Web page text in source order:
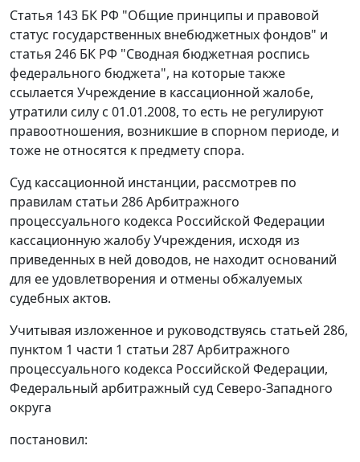
Статья 143 БК РФ "Общие принципы и правовой
статус государственных внебюджетных фондов" и
статья 246 БК РФ "Сводная бюджетная роспись
федерального бюджета", на которые также
ссылается Учреждение в кассационной жалобе,
утратили силу с 01.01.2008, то есть не регулируют
правоотношения, возникшие в спорном периоде, и
тоже не относятся к предмету спора.
Суд кассационной инстанции, рассмотрев по
правилам статьи 286Арбитражного
процессуального кодекса Российской Федерации
кассационную жалобу Учреждения, исходя из
приведенных в ней доводов, не находит оснований
для ее удовлетворения и отмены обжалуемых
судебных актов.
Учитывая изложенное и руководствуясь статьей 286,
пунктом 1 части 1 статьи 287Арбитражного
процессуального кодекса Российской Федерации,
Федеральный арбитражный суд Северо-Западного
округа
постановил: